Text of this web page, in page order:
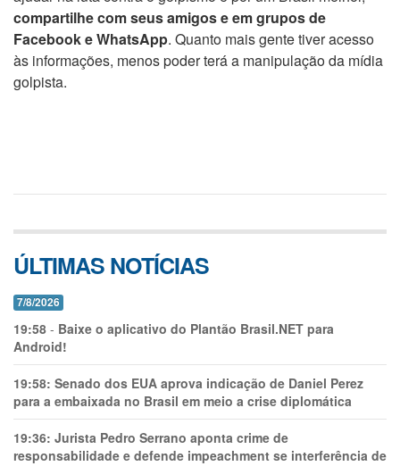
compartilhe com seus amigos e em grupos de
Facebook e WhatsApp. Quanto mais gente tiver acesso
às informações, menos poder terá a manipulação da mídia
golpista.
ÚLTIMAS NOTÍCIAS
7/8/2026
19:58 - Baixe o aplicativo do Plantão Brasil.NET para
Android!
19:58: Senado dos EUA aprova indicação de Daniel Perez
para a embaixada no Brasil em meio a crise diplomática
19:36: Jurista Pedro Serrano aponta crime de
responsabilidade e defende impeachment se interferência de